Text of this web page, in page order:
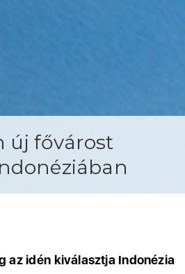
új fővárost
az idén kiválasztja Indonézia